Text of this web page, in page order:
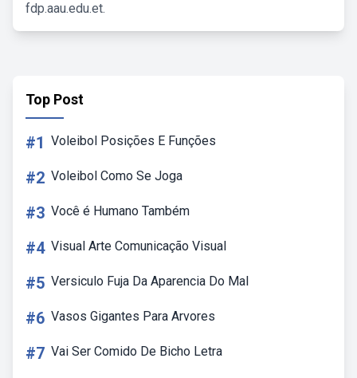
fdp.aau.edu.et.
Top Post
#1 Voleibol Posições E Funções
#2 Voleibol Como Se Joga
#3 Você é Humano Também
#4 Visual Arte Comunicação Visual
#5 Versiculo Fuja Da Aparencia Do Mal
#6 Vasos Gigantes Para Arvores
#7 Vai Ser Comido De Bicho Letra